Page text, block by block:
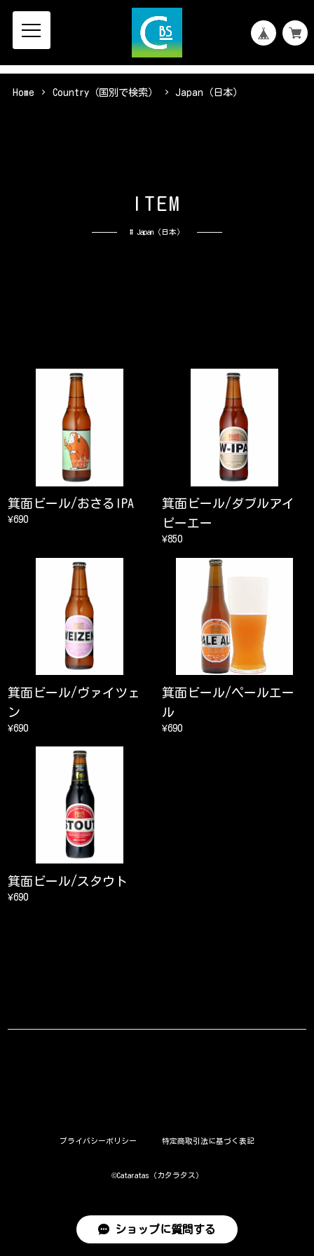
I TEM
# Japan（日本）
Home Country（国別で検索） Japan（日本）
箕面ビール/おさるIPA
¥690
箕面ビール/ダブルアイ
ピーエー
¥850
箕面ビール/ヴァイツェ
ン
¥690
箕面ビール/ペールエー
ル
¥690
箕面ビール/スタウト
¥690
プライバシーポリシー 特定商取引法に基づく表記
©︎Cataratas（カタラタス）
ショップに質問する